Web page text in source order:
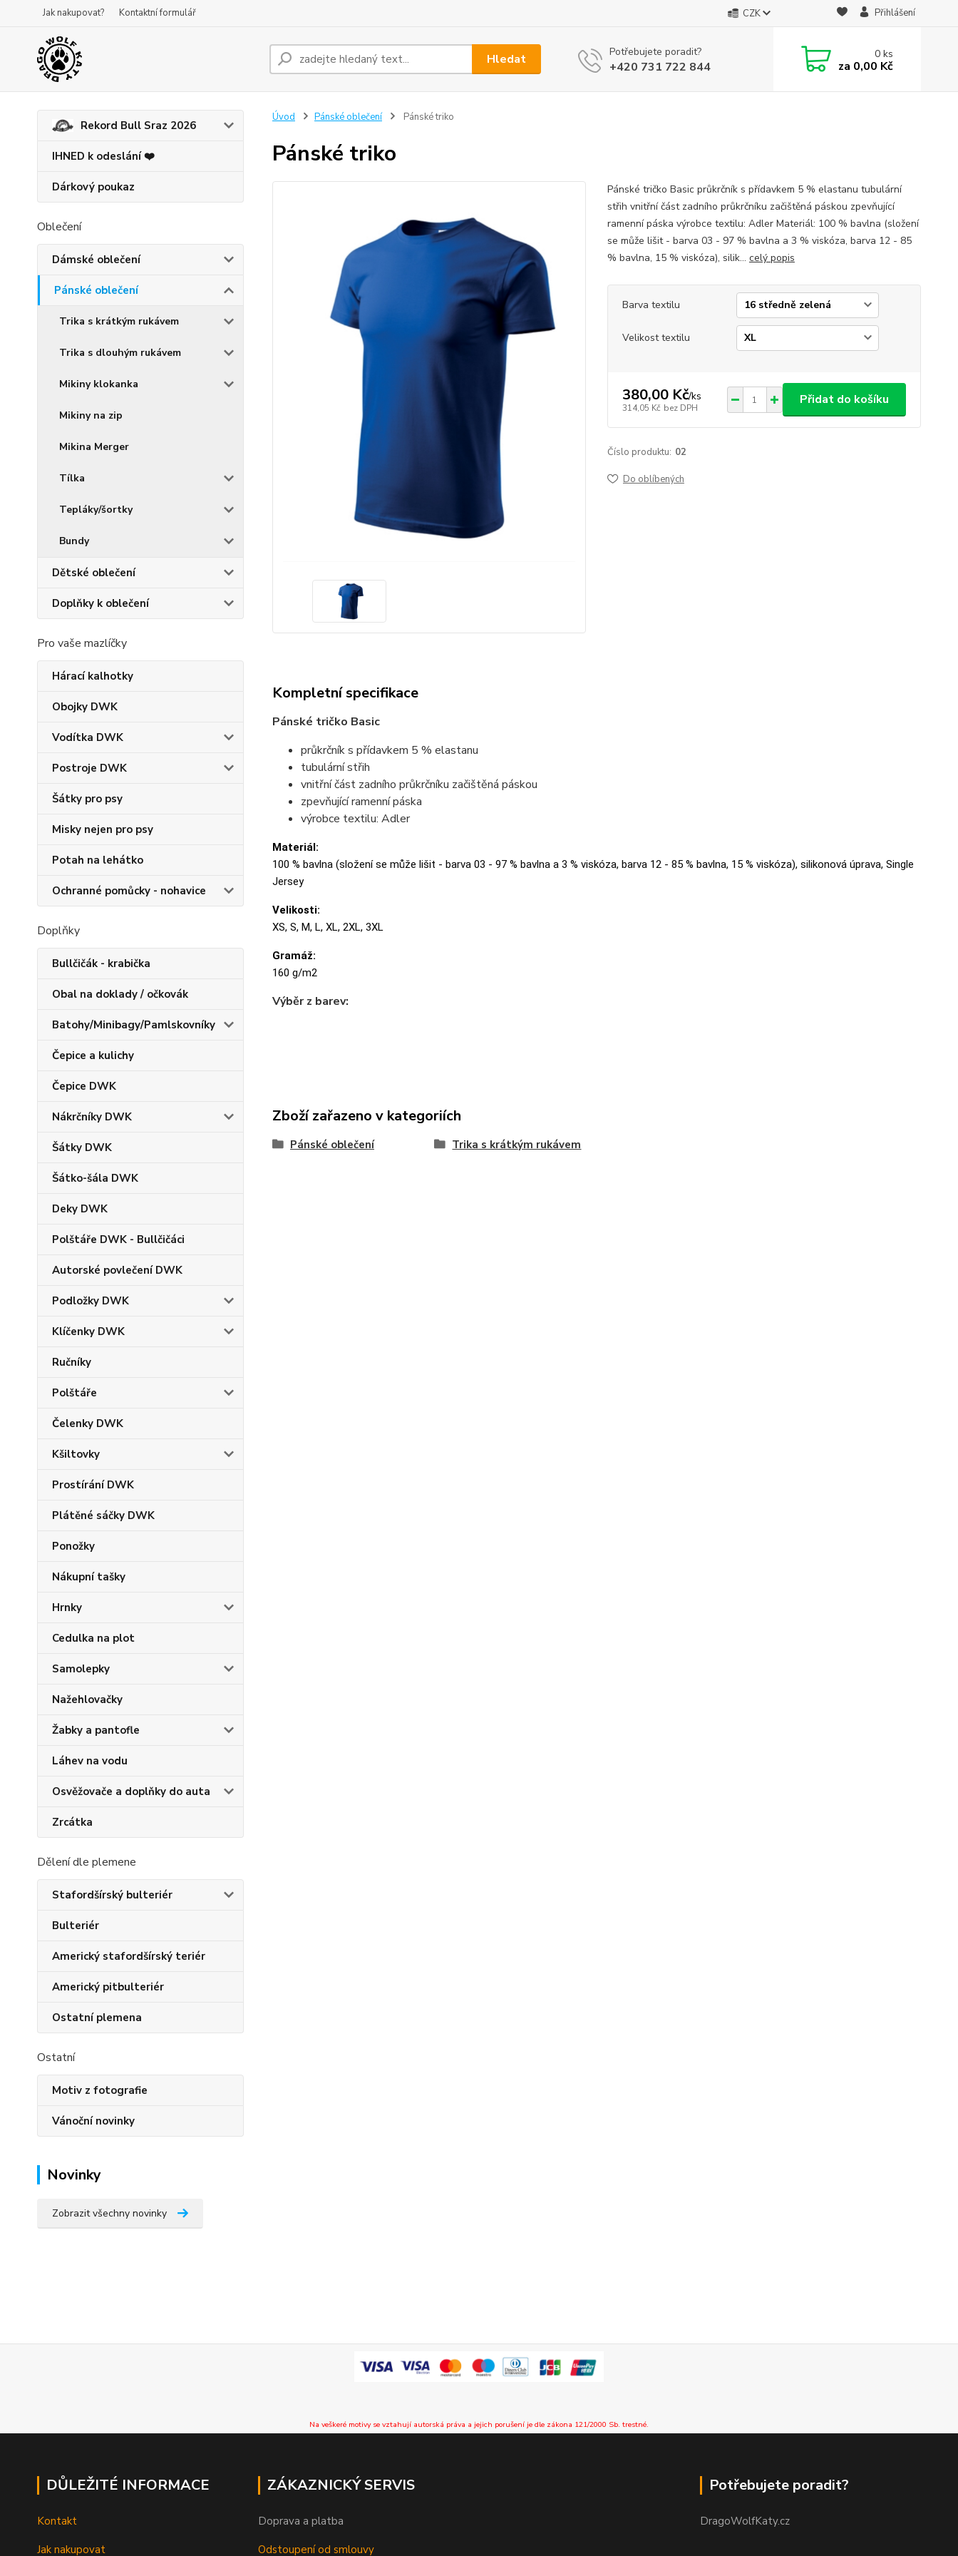
Jak nakupovat? Kontaktní formulář CZK Přihlášení
Hledat Potřebujete poradit?
+420 731 722 844
0ks
za 0,00 Kč
Rekord Bull Sraz 2026
IHNED k odeslání ❤️
Dárkový poukaz
Oblečení
Dámské oblečení
Pánské oblečení
Trika s krátkým rukávem
Trika s dlouhým rukávem
Mikiny klokanka
Mikiny na zip
Mikina Merger
Tílka
Tepláky/šortky
Bundy
Dětské oblečení
Doplňky k oblečení
Pro vaše mazlíčky
Hárací kalhotky
Obojky DWK
Vodítka DWK
Postroje DWK
Šátky pro psy
Misky nejen pro psy
Potah na lehátko
Ochranné pomůcky - nohavice
Doplňky
Bullčičák - krabička
Obal na doklady / očkovák
Batohy/Minibagy/Pamlskovníky
Čepice a kulichy
Čepice DWK
Nákrčníky DWK
Šátky DWK
Šátko-šála DWK
Deky DWK
Polštáře DWK - Bullčičáci
Autorské povlečení DWK
Podložky DWK
Klíčenky DWK
Ručníky
Polštáře
Čelenky DWK
Kšiltovky
Prostírání DWK
Plátěné sáčky DWK
Ponožky
Nákupní tašky
Hrnky
Cedulka na plot
Samolepky
Nažehlovačky
Žabky a pantofle
Láhev na vodu
Osvěžovače a doplňky do auta
Zrcátka
Dělení dle plemene
Stafordšírský bulteriér
Bulteriér
Americký stafordšírský teriér
Americký pitbulteriér
Ostatní plemena
Ostatní
Motiv z fotografie
Vánoční novinky
Novinky
Zobrazit všechny novinky
Úvod Pánské oblečení Pánské triko
Pánské triko
Pánské tričko Basic průkrčník s přídavkem 5 % elastanu tubulární
střih vnitřní část zadního průkrčníku začištěná páskou zpevňující
ramenní páska výrobce textilu: Adler Materiál: 100 % bavlna (složení
se může lišit - barva 03 - 97 % bavlna a 3 % viskóza, barva 12 - 85
% bavlna, 15 % viskóza), silik... celý popis
Barva textilu
Velikost textilu
380,00 Kč/ks
314,05 Kč bez DPH
Přidat do košíku
Číslo produktu: 02
Do oblíbených
Kompletní specifikace
Pánské tričko Basic
průkrčník s přídavkem 5 % elastanu
tubulární střih
vnitřní část zadního průkrčníku začištěná páskou
zpevňující ramenní páska
výrobce textilu: Adler
Materiál:
100 % bavlna (složení se může lišit - barva 03 - 97 % bavlna a 3 % viskóza, barva 12 - 85 % bavlna, 15 % viskóza), silikonová úprava, Single
Jersey
Velikosti:
XS, S, M, L, XL, 2XL, 3XL
Gramáž:
160 g/m2
Výběr z barev:
Zboží zařazeno v kategoriích
Pánské oblečení Trika s krátkým rukávem
Na veškeré motivy se vztahují autorská práva a jejich porušení je dle zákona 121/2000 Sb. trestné.
DŮLEŽITÉ INFORMACE
Kontakt
Jak nakupovat
ZÁKAZNICKÝ SERVIS
Doprava a platba
Odstoupení od smlouvy
Potřebujete poradit?
DragoWolfKaty.cz